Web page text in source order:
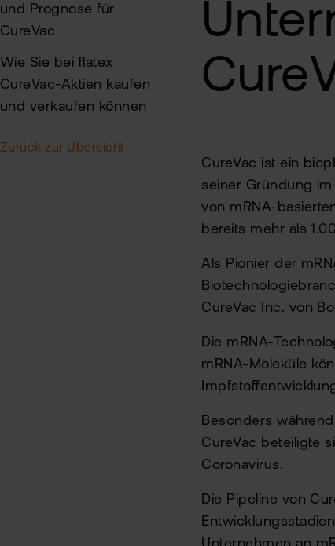
und Prognose für
CureVac
Wie Sie bei flatex
CureVac-Aktien kaufen
und verkaufen können
Zurück zur Übersicht
CureVac ist ein
seiner Gründung
von mRNA-
bereits mehr als
Als Pionier der
CureVac Inc. von
Die mRNA-
mRNA-Moleküle
Besonders
CureVac beteiligte
Coronavirus.
Die Pipeline von